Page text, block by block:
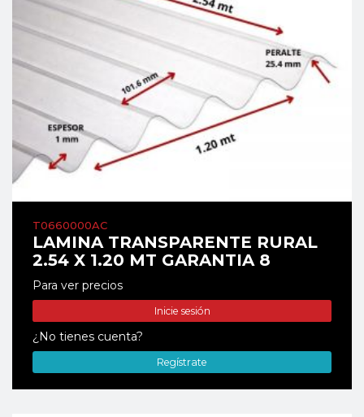
T0660000AC
LAMINA TRANSPARENTE RURAL
2.54 X 1.20 MT GARANTIA 8
Para ver precios
Inicie sesión
¿No tienes cuenta?
Regístrate